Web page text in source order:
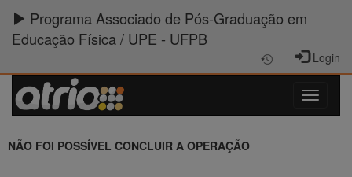
Programa Associado de Pós-Graduação em
Educação Física / UPE - UFPB
Login
NÃO FOI POSSÍVEL CONCLUIR A OPERAÇÃO